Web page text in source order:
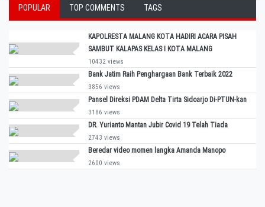
POPULAR TOP COMMENTS TAGS
KAPOLRESTA MALANG KOTA HADIRI ACARA PISAH
SAMBUT KALAPAS KELAS I KOTA MALANG
10432 views
Bank Jatim Raih Penghargaan Bank Terbaik 2022
3856 views
Pansel Direksi PDAM Delta Tirta Sidoarjo Di-PTUN-kan
3186 views
DR. Yurianto Mantan Jubir Covid 19 Telah Tiada
2743 views
Beredar video momen langka Amanda Manopo
2600 views